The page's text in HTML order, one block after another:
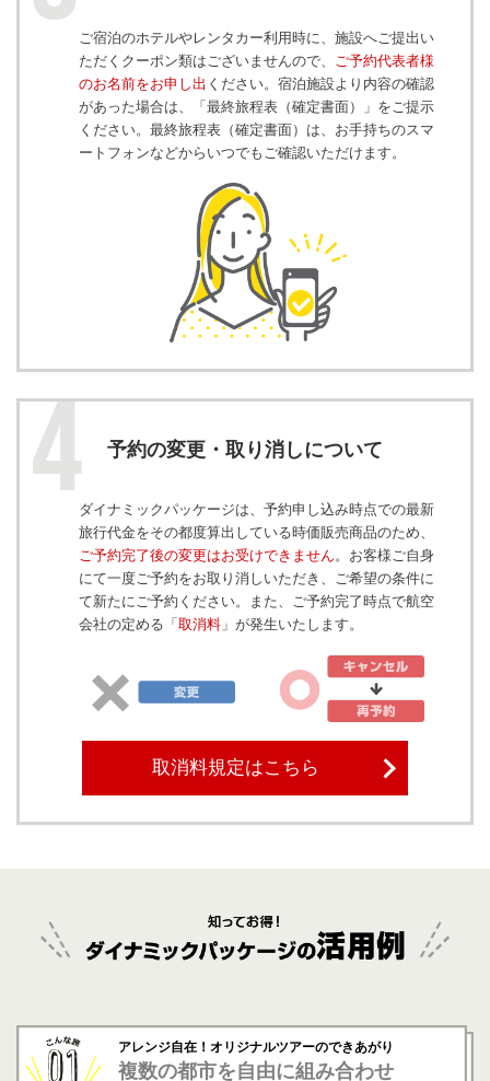
ご宿泊のホテルやレンタカー利用時に、施設へご提出い
ただくクーポン類はございませんので、
ご予約代表者様
のお名前をお申し出 ください。宿泊施設より内容の確認
があった場合は、「最終旅程表（確定書面）」をご提示
ください。最終旅程表（確定書面）は、お手持ちのスマ
ートフォンなどからいつでもご確認いただけます。
予約の変更・取り消しについて
ダイナミックパッケージは、予約申し込み時点での最新
旅行代金をその都度算出している時価販売商品のため、
ご予約完了後の変更はお受けできません 。お客様ご自身
にて一度ご予約をお取り消しいただき、ご希望の条件に
て新たにご予約ください。また、ご予約完了時点で航空
会社の定める「取消料」が発生いたします。
取消料規定はこちら
アレンジ自在！オリジナルツアーのできあがり
複数の都市を自由に組み合わせ